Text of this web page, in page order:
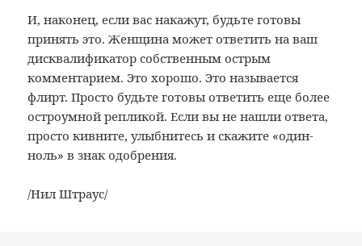
И, наконец, если вас накажут, будьте готовы
принять это. Женщина может ответить на ваш
дисквалификатор собственным острым
комментарием. Это хорошо. Это называется
флирт. Просто будьте готовы ответить еще более
остроумной репликой. Если вы не нашли ответа,
просто кивните, улыбнитесь и скажите «один-
ноль» в знак одобрения.
/Нил Штраус/